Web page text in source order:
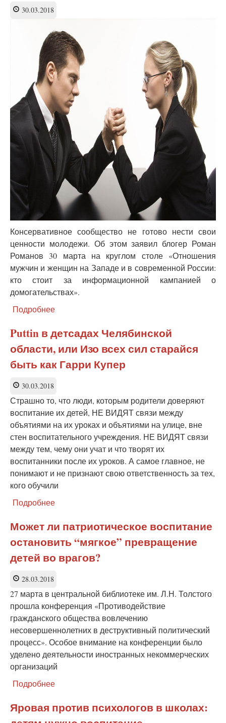
30.03.2018
Консервативное сообщество не готово нести свои
ценности молодежи. Об этом заявил блогер Роман
Романов 30 марта на круглом столе «Отношения
мужчин и женщин на Западе и в современной России:
кто стоит за информационной кампанией о
домогательствах».
Подробнее
общество
проигрывает
молодежь
ЛГБТ-
пропагандистам
Puttin в детсадах Челябинской
области, или Изо всех сил старайся
быть как Гарри Купер
30.03.2018
Страшно то, что люди, которым родители доверяют
воспитание их детей, НЕ ВИДЯТ связи между
объятиями на их уроках и объятиями на улице, вне
стен воспитательного учреждения. НЕ ВИДЯТ связи
между тем, чему они учат и что творят их
воспитанники после их уроков. А самое главное, не
понимают и не признают свою ответственность за тех,
кого обучили
Подробнее
в
детсадах
Челябинской
или
сил
старайся
быть
как
Гарри
Купер
Может ли патриотическое воспитание
остановить “мягкое” превращение
детей во врагов?
28.03.2018
27 марта в центральной библиотеке им. Л.Н. Толстого
прошла конференция «Противодействие
гражданского общества вовлечению
несовершеннолетних в деструктивный политический
процесс». Особое внимание на конференции было
уделено деятельности иностранных некоммерческих
организаций
Подробнее
ли
патриотическое
Яровая против психологов в школах: